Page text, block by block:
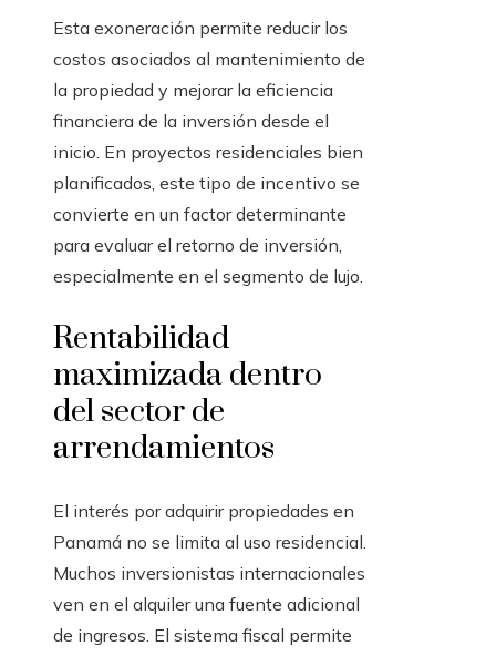
Esta exoneración permite reducir los
costos asociados al mantenimiento de
la propiedad y mejorar la eficiencia
financiera de la inversión desde el
inicio. En proyectos residenciales bien
planificados, este tipo de incentivo se
convierte en un factor determinante
para evaluar el retorno de inversión,
especialmente en el segmento de lujo.
Rentabilidad
maximizada dentro
del sector de
arrendamientos
El interés por adquirir propiedades en
Panamá no se limita al uso residencial.
Muchos inversionistas internacionales
ven en el alquiler una fuente adicional
de ingresos. El sistema fiscal permite